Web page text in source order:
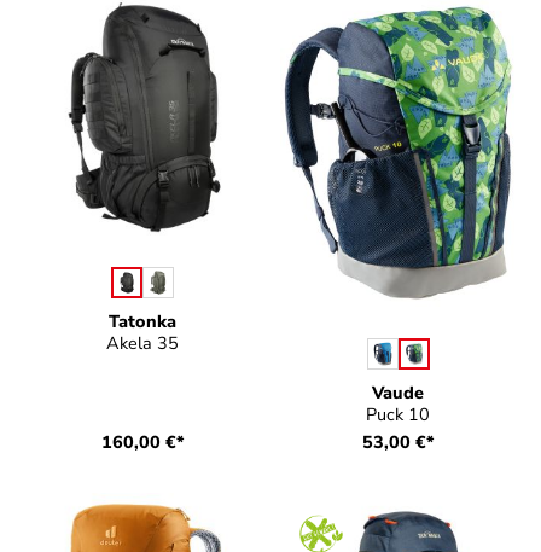
Tatonka
Akela 35
Farbeauswählen
160,00 €*
Vaude
Puck 10
Farbeauswählen
53,00 €*